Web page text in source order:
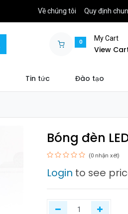
Về chúng tôi Quy định
0 My Cart
View
Tin tức Đào tạo
Bóng đèn
(0 nhận xét)
Login to see